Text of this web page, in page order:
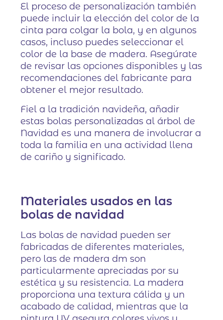
El proceso de personalización también
puede incluir la elección del color de la
cinta para colgar la bola, y en algunos
casos, incluso puedes seleccionar el
color de la base de madera. Asegúrate
de revisar las opciones disponibles y las
recomendaciones del fabricante para
obtener el mejor resultado.
Fiel a la tradición navideña, añadir
estas bolas personalizadas al árbol de
Navidad es una manera de involucrar a
toda la familia en una actividad llena
de cariño y significado.
Materiales usados en las
bolas de navidad
Las bolas de navidad pueden ser
fabricadas de diferentes materiales,
pero las de madera dm son
particularmente apreciadas por su
estética y su resistencia. La madera
proporciona una textura cálida y un
acabado de calidad, mientras que la